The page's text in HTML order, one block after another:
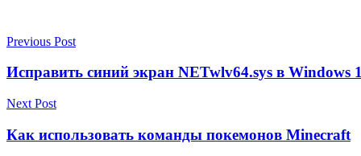
Previous Post
Исправить синий экран NETwlv64.sys в Windows
Next Post
Как использовать команды покемонов Minecraft